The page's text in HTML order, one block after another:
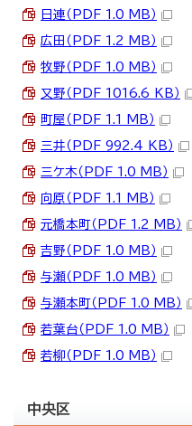
日連（PDF 1.0 MB）
広田（PDF 1.2 MB）
牧野（PDF 1.0 MB）
又野（PDF 1016.6 KB）
町屋（PDF 1.1 MB）
三井（PDF 992.4 KB）
三ケ木（PDF 1.0 MB）
向原（PDF 1.1 MB）
元橋本町（PDF 1.2 MB）
吉野（PDF 1.0 MB）
与瀬（PDF 1.0 MB）
与瀬本町（PDF 1.0 MB）
若葉台（PDF 1.0 MB）
若柳（PDF 1.0 MB）
中央区